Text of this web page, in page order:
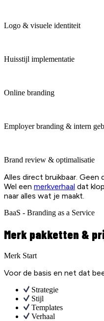
Logo & visuele identiteit
Huisstijl implementatie
Online branding
Employer branding & intern
Brand review & optimalisatie
Alles direct bruikbaar. Geen
Wel een merkverhaal dat
naar alles wat je maakt.
BaaS - Branding as a Service
Merk pakketten &
Merk Start
Voor de basis en net dat
Strategie
Stijl
Templates
Verhaal